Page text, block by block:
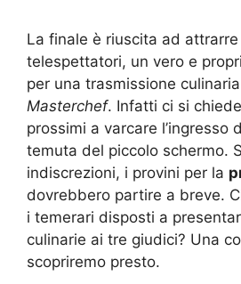
La finale è riuscita ad
telespettatori, un vero e
per una trasmissione
Masterchef. Infatti ci si
prossimi a varcare l’ingresso
temuta del piccolo schermo.
indiscrezioni, i provini per la
dovrebbero partire a breve.
i temerari disposti a
culinarie ai tre giudici? Una
scopriremo presto.